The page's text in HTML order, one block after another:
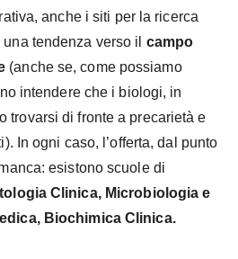
anche i siti per la ricerca
tendenza verso il campo
(anche se, come possiamo
intendere che i biologi, in
trovarsi di fronte a precarietà e
In ogni caso, l’offerta, dal punto
esistono scuole di
Clinica, Microbiologia e
Biochimica Clinica.